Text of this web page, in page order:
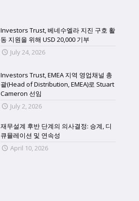
Investors Trust, 베네수엘라 지진 구호 활
동 지원을 위해 USD 20,000 기부
July 24, 2026
Investors Trust, EMEA 지역 영업채널 총
괄(Head of Distribution, EMEA)로 Stuart
Cameron 선임
July 2, 2026
재무설계 후반 단계의 의사결정: 승계, 디
큐뮬레이션 및 연속성
April 10, 2026